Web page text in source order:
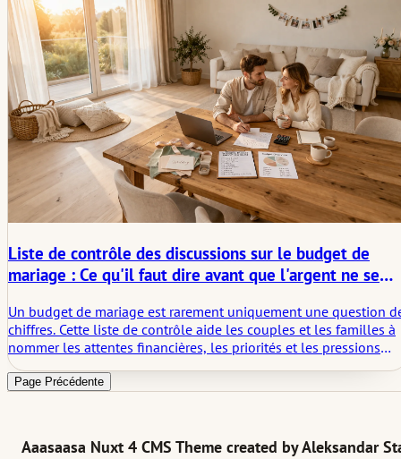
de son programme. C'est une saison qui suggère la légèreté.
Liste de contrôle des discussions sur le budget de
mariage : Ce qu'il faut dire avant que l'argent ne se
Un budget de mariage est rarement uniquement une question
chiffres. Cette liste de contrôle aide les couples et les familles à
nommer les attentes financières, les priorités et les pressions
non-dites avant que le silence ne se transforme en confusion,
tension ou coûts inutiles.
Page Précédente
Aaasaasa Nuxt 4 CMS Theme created by Aleksandar